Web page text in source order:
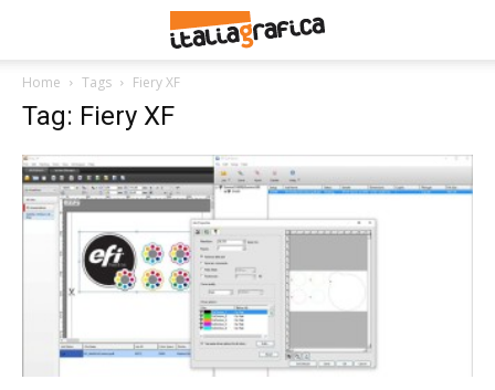
Home Tags Fiery XF
Tag: Fiery XF